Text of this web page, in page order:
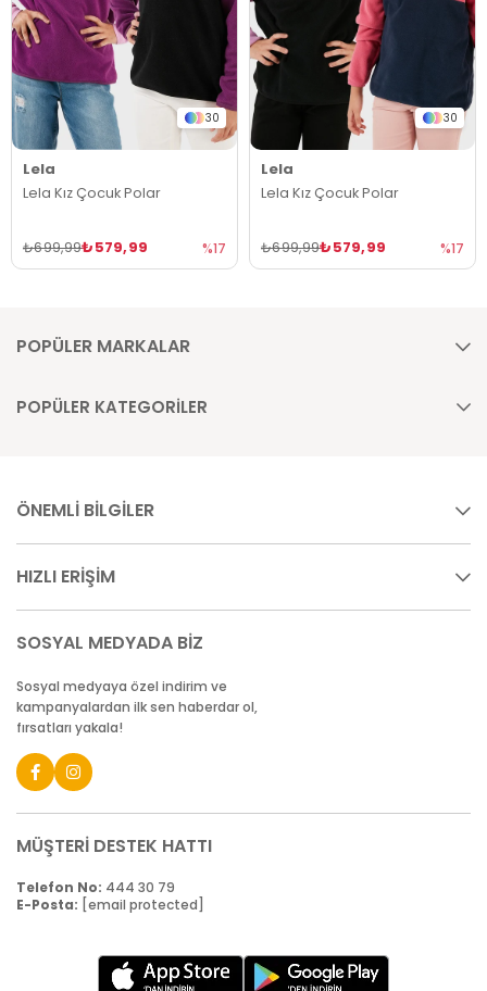
30
Lela
Lela Kız Çocuk Polar
₺579,99
₺699,99 %17
30
Lela
Lela Kız Çocuk Polar
₺579,99
₺699,99 %17
POPÜLER MARKALAR
POPÜLER KATEGORİLER
ÖNEMLİ BİLGİLER
HIZLI ERİŞİM
SOSYAL MEDYADA BİZ
Sosyal medyaya özel indirim ve
kampanyalardan ilk sen haberdar ol,
fırsatları yakala!
MÜŞTERİ DESTEK HATTI
Telefon No: 444 30 79
E-Posta: [email protected]